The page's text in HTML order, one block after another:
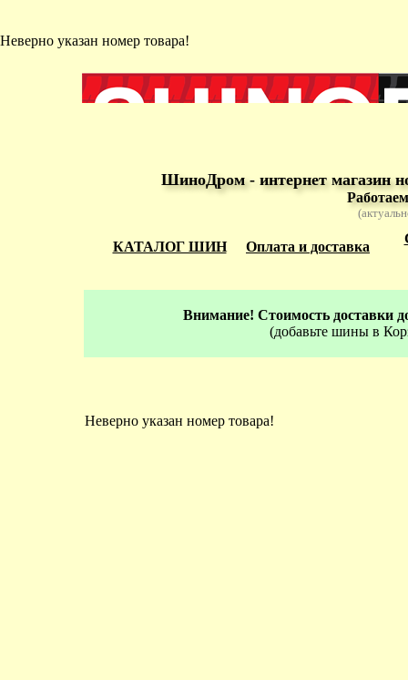
Неверно указан номер товара!
ШиноДром - интернет магазин
КАТАЛОГ ШИН Оплата и доставка
Внимание! Стоимость доставки
(добавьте шины в
Неверно указан номер товара!